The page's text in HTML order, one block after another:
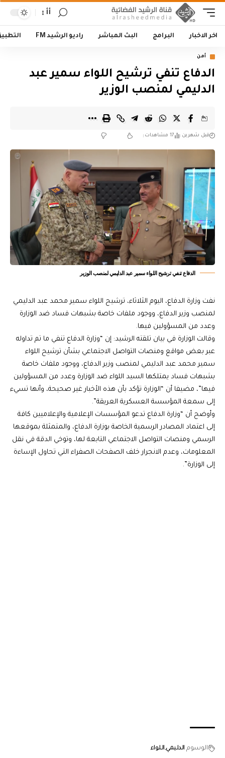
أأ
اخر الاخبار البرامج البث المباشر راديو الرشيد FM
أمن
الدفاع تنفي ترشيح اللواء سمير عبد
الدليمي لمنصب الوزير
قبل شهرين 17 مشاهدات
الدفاع تنفي ترشيح اللواء سمير عبد الدليمي لمنصب الوزير
نفت وزارة الدفاع، اليوم الثلاثاء، ترشيح اللواء سمير محمد عبد الدليمي
لمنصب وزير الدفاع، ووجود ملفات خاصة بشبهات فساد ضد الوزارة
وعدد من المسؤولين فيها.
وقالت الوزارة في بيان تلقته الرشيد: إن “وزارة الدفاع تنفي ما تم تداوله
عبر بعض مواقع ومنصات التواصل الاجتماعي بشأن ترشيح اللواء
سمير محمد عبد الدليمي لمنصب وزير الدفاع، ووجود ملفات خاصة
بشبهات فساد يمتلكها السيد اللواء ضد الوزارة وعدد من المسؤولين
فيها”، مضيفا أن “الوزارة تؤكد بأن هذه الأخبار غير صحيحة، وأنها تسيء
إلى سمعة المؤسسة العسكرية العريقة”.
وأوضح أن “وزارة الدفاع تدعو المؤسسات الإعلامية والإعلاميين كافة
إلى اعتماد المصادر الرسمية الخاصة بوزارة الدفاع، والمتمثلة بموقعها
الرسمي ومنصات التواصل الاجتماعي التابعة لها، وتوخي الدقة في نقل
المعلومات، وعدم الانجرار خلف الصفحات الصفراء التي تحاول الإساءة
إلى الوزارة”.
الوسوم الدليمي اللواء